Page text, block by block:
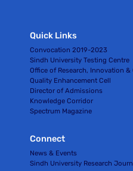
Quick Links
Convocation 2019-2023
Sindh University Testing Centre
Office of Research, Innovation
Quality Enhancement Cell
Director of Admissions
Knowledge Corridor
Spectrum Magazine
Connect
News & Events
Sindh University Research